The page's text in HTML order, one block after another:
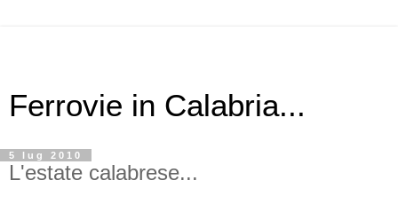
Ferrovie in Calabria...
5 lug 2010
L'estate calabrese...